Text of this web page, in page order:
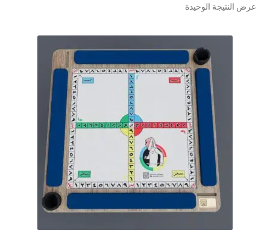
تواصل معنا
العربية
عرض النتيجة الوحيدة